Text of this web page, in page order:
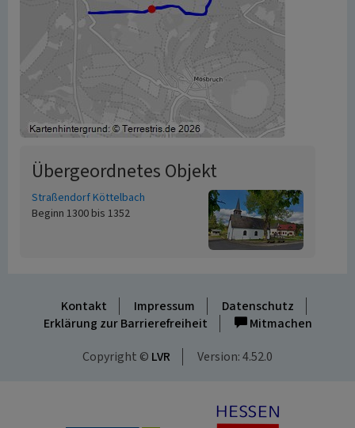
Übergeordnetes Objekt
Straßendorf Köttelbach
Beginn 1300 bis 1352
Kontakt Impressum
Datenschutz
Erklärung zur Barrierefreiheit
Mitmachen
Copyright © LVR Version: 4.52.0